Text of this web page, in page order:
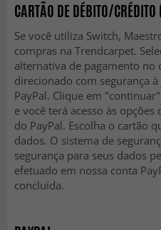
CARTÃO DE DÉBITO/
Se você utiliza Switch,
compras na Trendcarpet.
alternativa de pagamento no
direcionado com segurança
PayPal. Clique em
e você terá acesso às
do PayPal. Escolha o cartão
dados. O sistema de
segurança para seus dados
efetuado em nossa conta
concluída.